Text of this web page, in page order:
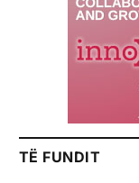
TË FUNDIT